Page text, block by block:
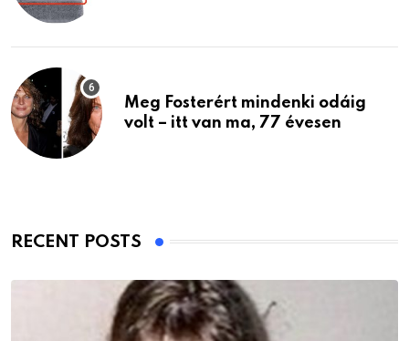
Meg Fosterért mindenki odáig
volt – itt van ma, 77 évesen
RECENT POSTS